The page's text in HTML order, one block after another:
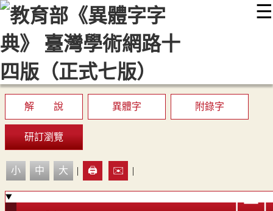
☰
::: 最新消息 常見問題 編輯說明
顯示模式
網站導覽
解 說 異體字 附錄字
研訂瀏覽
小 中 大 | 🖨️ ✉️ |